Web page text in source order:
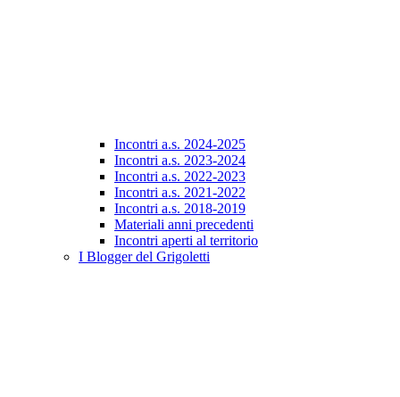
Incontri a.s. 2024-2025
Incontri a.s. 2023-2024
Incontri a.s. 2022-2023
Incontri a.s. 2021-2022
Incontri a.s. 2018-2019
Materiali anni precedenti
Incontri aperti al territorio
I Blogger del Grigoletti